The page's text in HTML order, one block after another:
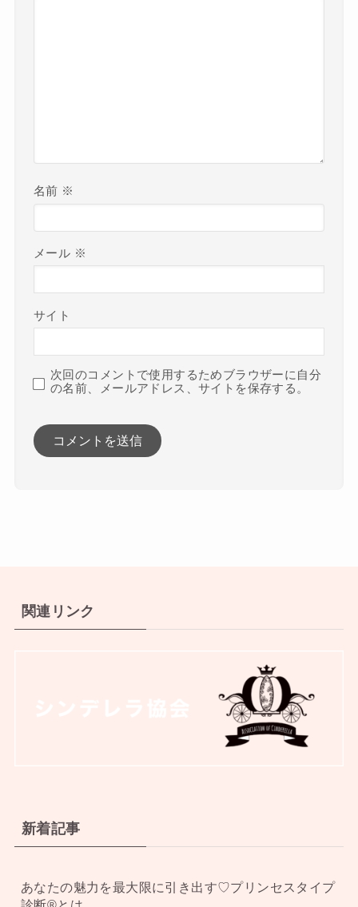
名前 ※
メール ※
サイト
次回のコメントで使用するためブラウザーに自分
の名前、メールアドレス、サイトを保存する。
関連リンク
新着記事
あなたの魅力を最大限に引き出す♡プリンセスタイプ